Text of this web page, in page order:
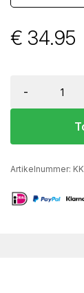
€ 34.95
-
Artikelnummer: